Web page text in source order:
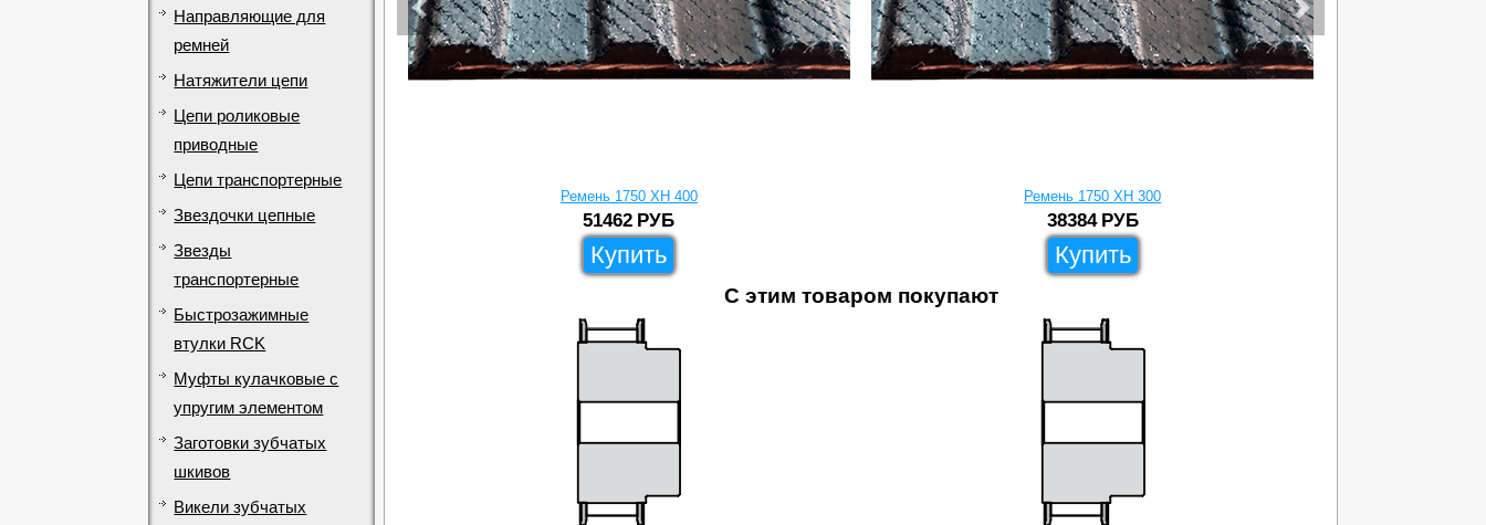
Направляющие для
ремней
Натяжители цепи
Цепи роликовые
приводные
Цепи транспортерные
Звездочки цепные
Звезды
транспортерные
Быстрозажимные
втулки RCK
Муфты кулачковые с
упругим элементом
Заготовки зубчатых
шкивов
Викели зубчатых
Ремень 1750 XH 400
51462 РУБ
Купить
Ремень 1750 XH 300
38384 РУБ
Купить
С этим товаром покупают